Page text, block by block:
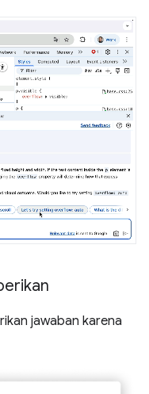
jawaban karena